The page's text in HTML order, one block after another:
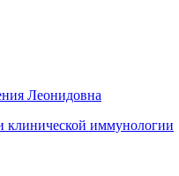
Леонидовна
клинической иммунологии